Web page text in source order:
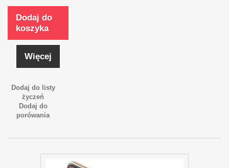
Dodaj do
koszyka
Więcej
Dodaj do listy
życzeń
Dodaj do
porówania